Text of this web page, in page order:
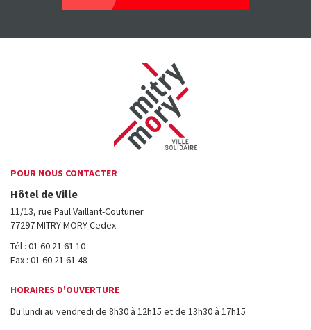
POUR NOUS CONTACTER
Hôtel de Ville
11/13, rue Paul Vaillant-Couturier
77297 MITRY-MORY Cedex
Tél : 01 60 21 61 10
Fax : 01 60 21 61 48
HORAIRES D'OUVERTURE
Du lundi au vendredi de 8h30 à 12h15 et de 13h30 à 17h15